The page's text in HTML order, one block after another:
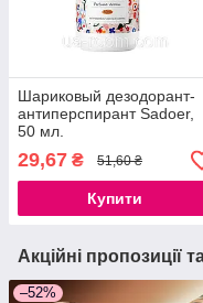
Шариковый дезодорант-
антиперспирант Sadoer,
50 мл.
29,67 ₴ 51,60 ₴
Купити
Акційні пропозиції
–52%